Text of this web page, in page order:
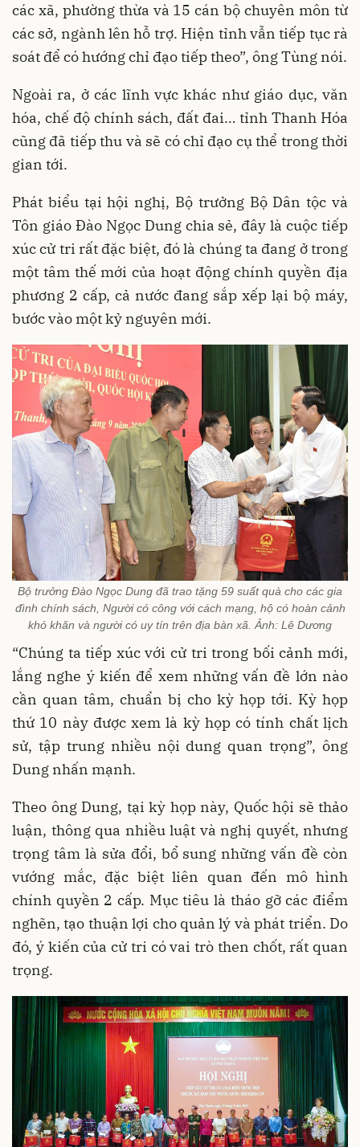
các xã, phường thừa và 15 cán bộ chuyên môn từ
các sở, ngành lên hỗ trợ. Hiện tỉnh vẫn tiếp tục rà
soát để có hướng chỉ đạo tiếp theo”, ông Tùng nói.
Ngoài ra, ở các lĩnh vực khác như giáo dục, văn
hóa, chế độ chính sách, đất đai… tỉnh Thanh Hóa
cũng đã tiếp thu và sẽ có chỉ đạo cụ thể trong thời
gian tới.
Phát biểu tại hội nghị, Bộ trưởng Bộ Dân tộc và
Tôn giáo Đào Ngọc Dung chia sẻ, đây là cuộc tiếp
xúc cử tri rất đặc biệt, đó là chúng ta đang ở trong
một tâm thế mới của hoạt động chính quyền địa
phương 2 cấp, cả nước đang sắp xếp lại bộ máy,
bước vào một kỷ nguyên mới.
Bộ trưởng Đào Ngọc Dung đã trao tặng 59 suất quà cho các gia
đình chính sách, Người có công với cách mạng, hộ có hoàn cảnh
khó khăn và người có uy tín trên địa bàn xã. Ảnh: Lê Dương
“Chúng ta tiếp xúc với cử tri trong bối cảnh mới,
lắng nghe ý kiến để xem những vấn đề lớn nào
cần quan tâm, chuẩn bị cho kỳ họp tới. Kỳ họp
thứ 10 này được xem là kỳ họp có tính chất lịch
sử, tập trung nhiều nội dung quan trọng”, ông
Dung nhấn mạnh.
Theo ông Dung, tại kỳ họp này, Quốc hội sẽ thảo
luận, thông qua nhiều luật và nghị quyết, nhưng
trọng tâm là sửa đổi, bổ sung những vấn đề còn
vướng mắc, đặc biệt liên quan đến mô hình
chính quyền 2 cấp. Mục tiêu là tháo gỡ các điểm
nghẽn, tạo thuận lợi cho quản lý và phát triển. Do
đó, ý kiến của cử tri có vai trò then chốt, rất quan
trọng.